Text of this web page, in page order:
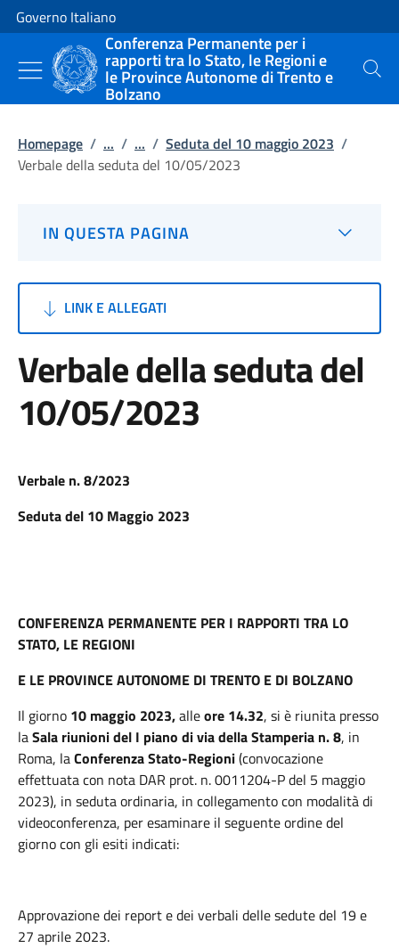
Vai al contenuto
Vai alla navigazione del sito
Governo Italiano
Conferenza Permanente per i
rapporti tra lo Stato, le Regioni e
le Province Autonome di Trento e
Bolzano
Cerca
Homepage / ... / ... / Seduta del 10 maggio 2023 /
Verbale della seduta del 10/05/2023
IN QUESTA PAGINA
LINK E ALLEGATI
Verbale della seduta del
10/05/2023
Verbale n. 8/2023
Seduta del 10 Maggio 2023
CONFERENZA PERMANENTE PER I RAPPORTI TRA LO
STATO, LE REGIONI
E LE PROVINCE AUTONOME DI TRENTO E DI BOLZANO
Il giorno 10 maggio 2023,alleore 14.32, si è riunita presso
laSala riunioni del I piano di via della Stamperia n. 8, in
Roma, laConferenza Stato-Regioni(convocazione
effettuata con nota DAR prot. n. 0011204-P del 5 maggio
2023), in seduta ordinaria, in collegamento con modalità di
videoconferenza, per esaminare il seguente ordine del
giorno con gli esiti indicati:
Approvazione dei report e dei verbali delle sedute del 19 e
27 aprile 2023.